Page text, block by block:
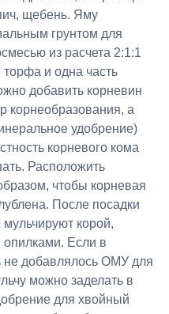
щебень. Яму
грунтом для
из расчета 2:1:1
торфа и одна часть
добавить корневин
корнеобразования, а
удобрение)
корневого кома
Расположить
чтобы корневая
После посадки
корой,
Если в
не добавлялось ОМУ для
можно заделать в
для хвойный